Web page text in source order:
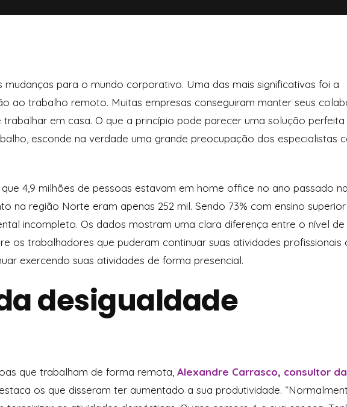
mudanças para o mundo corporativo. Uma das mais significativas foi a
ao trabalho remoto. Muitas empresas conseguiram manter seus
trabalhar em casa. O que a princípio pode parecer uma solução perfeita
esconde na verdade uma grande preocupação dos especialistas
4,9 milhões de pessoas estavam em home office no ano passado
na região Norte eram apenas 252 mil. Sendo 73% com ensino
incompleto. Os dados mostram uma clara diferença entre o nível de
os trabalhadores que puderam continuar suas atividades profissionais
exercendo suas atividades de forma presencial.
desigualdade
que trabalham de forma remota, Alexandre Carrasco, consultor da
os que disseram ter aumentado a sua produtividade.